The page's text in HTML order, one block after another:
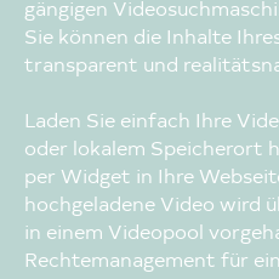
gängigen
Sie können die Inhalte
transparent und
Laden Sie einfach Ihre
oder lokalem Speicherort
per Widget in Ihre
hochgeladene Video wird
in einem Videopool
Rechtemanagement für